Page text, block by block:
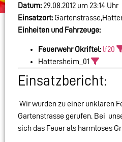
Datum: 29.08.2012 um 23:14 Uhr
Einsatzort:
Einheiten und Fahrzeuge:
Feuerwehr Okriftel: lf20
Hattersheim_01
Einsatzbericht:
Wir wurden zu einer unklaren
Gartenstrasse gerufen. Bei
sich das Feuer als harmloses